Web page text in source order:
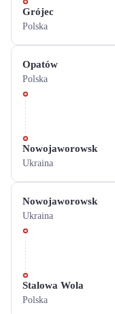
Grójec
Polska
Opatów
Polska
Nowojaworowsk
Ukraina
Nowojaworowsk
Ukraina
Stalowa Wola
Polska